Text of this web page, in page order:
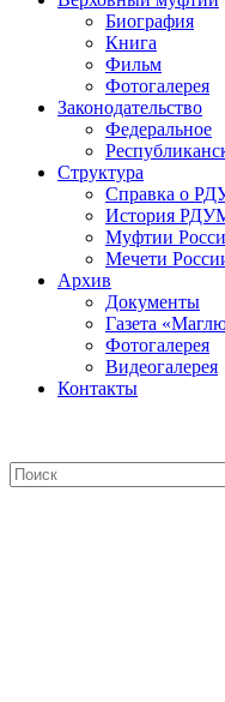
Биография
Книга
Фильм
Фотогалерея
Законодательство
Федеральное
Структура
Справка о
История
Муфтии
Мечети
Архив
Документы
Газета
Фотогалерея
Видеогалерея
Контакты